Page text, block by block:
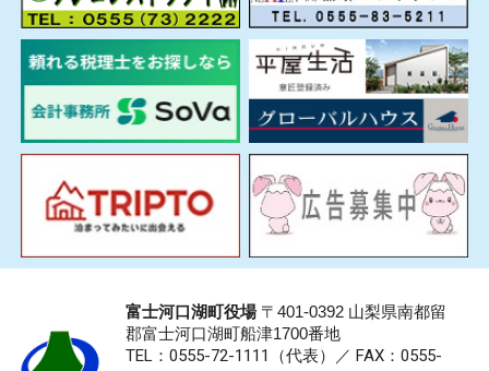
富士河口湖町役場〒401-0392 山梨県南都留
郡富士河口湖町船津1700番地
TEL：0555-72-1111 （代表）／ FAX：0555-